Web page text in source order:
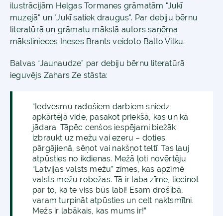
ilustrācijām Helgas Tormanes grāmatām "Jukī
muzejā" un "Jukī satiek draugus". Par debiju bērnu
literatūrā un grāmatu mākslā autors saņēma
mākslinieces Ineses Brants veidoto Balto Vilku.
Balvas “Jaunaudze” par debiju bērnu literatūrā
ieguvējs Zahars Ze stāsta:
“Iedvesmu radošiem darbiem sniedz
apkārtējā vide, pasakot priekšā, kas un kā
jādara. Tāpēc cenšos iespējami biežāk
izbraukt uz mežu vai ezeru – doties
pārgājienā, sēņot vai nakšņot teltī. Tas ļauj
atpūsties no ikdienas. Mežā ļoti novērtēju
“Latvijas valsts mežu” zīmes, kas apzīmē
valsts mežu robežas. Tā ir laba zīme, liecinot
par to, ka te viss būs labi! Esam drošībā,
varam turpināt atpūsties un celt naktsmītni.
Mežs ir labākais, kas mums ir!”